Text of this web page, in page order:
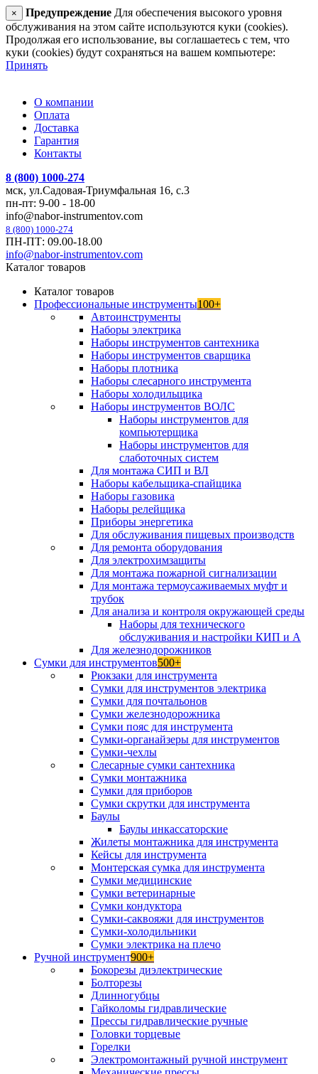
× Предупреждение Для обеспечения высокого уровня
обслуживания на этом сайте используются куки (cookies).
Продолжая его использование, вы соглашаетесь с тем, что
куки (cookies) будут сохраняться на вашем компьютере:
Принять
О компании
Оплата
Доставка
Гарантия
Контакты
8 (800) 1000-274
мск, ул.Садовая-Триумфальная 16, с.3
пн-пт: 9-00 - 18-00
info@nabor-instrumentov.com
8 (800) 1000-274
ПН-ПТ: 09.00-18.00
info@nabor-instrumentov.com
Каталог товаров
Каталог товаров
Профессиональные инструменты100+
Автоинструменты
Наборы электрика
Наборы инструментов сантехника
Наборы инструментов сварщика
Наборы плотника
Наборы слесарного инструмента
Наборы холодильщика
Наборы инструментов ВОЛС
Наборы инструментов для
компьютерщика
Наборы инструментов для
слаботочных систем
Для монтажа СИП и ВЛ
Наборы кабельщика-спайщика
Наборы газовика
Наборы релейщика
Приборы энергетика
Для обслуживания пищевых производств
Для ремонта оборудования
Для электрохимзащиты
Для монтажа пожарной сигнализации
Для монтажа термоусаживаемых муфт и
трубок
Для анализа и контроля окружающей среды
Наборы для технического
обслуживания и настройки КИП и А
Для железнодорожников
Сумки для инструментов500+
Рюкзаки для инструмента
Сумки для инструментов электрика
Сумки для почтальонов
Сумки железнодорожника
Сумки пояс для инструмента
Сумки-органайзеры для инструментов
Сумки-чехлы
Слесарные сумки сантехника
Сумки монтажника
Сумки для приборов
Сумки скрутки для инструмента
Баулы
Баулы инкассаторские
Жилеты монтажника для инструмента
Кейсы для инструмента
Монтерская сумка для инструмента
Сумки медицинские
Сумки ветеринарные
Сумки кондуктора
Сумки-саквояжи для инструментов
Сумки-холодильники
Сумки электрика на плечо
Ручной инструмент900+
Бокорезы диэлектрические
Болторезы
Длинногубцы
Гайколомы гидравлические
Прессы гидравлические ручные
Головки торцевые
Горелки
Электромонтажный ручной инструмент